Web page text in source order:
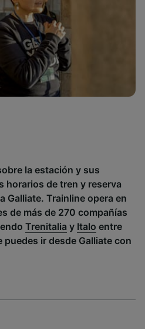
la estación y sus
horarios de tren y reserva
Galliate. Trainline opera en
de más de 270 compañías
Trenitalia y Italo entre
ir desde Galliate con